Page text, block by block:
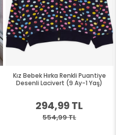
Kız Bebek Hırka Renkli Puantiye
Desenli Lacivert (9 Ay-1 Yaş)
294,99 TL
554,99 TL